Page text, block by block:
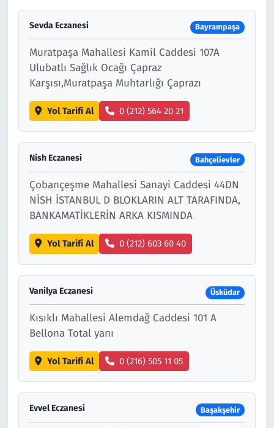
Sevda Eczanesi Bayrampaşa
Muratpaşa Mahallesi Kamil Caddesi 107A
Ulubatlı Sağlık Ocağı Çapraz
Karşısı,Muratpaşa Muhtarlığı Çaprazı
Yol Tarifi Al 0 (212) 564 20 21
Nish Eczanesi Bahçelievler
Çobançeşme Mahallesi Sanayi Caddesi 44DN
NİSH İSTANBUL D BLOKLARIN ALT TARAFINDA,
BANKAMATİKLERİN ARKA KISMINDA
Yol Tarifi Al 0 (212) 603 60 40
Vanilya Eczanesi Üsküdar
Kısıklı Mahallesi Alemdağ Caddesi 101 A
Bellona Total yanı
Yol Tarifi Al 0 (216) 505 11 05
Evvel Eczanesi Başakşehir